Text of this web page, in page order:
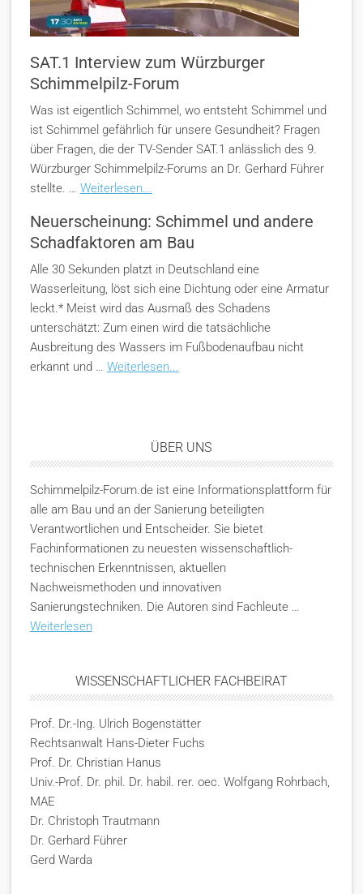
SAT.1 Interview zum Würzburger
Schimmelpilz-Forum
Was ist eigentlich Schimmel, wo entsteht Schimmel und
ist Schimmel gefährlich für unsere Gesundheit? Fragen
über Fragen, die der TV-Sender SAT.1 anlässlich des 9.
Würzburger Schimmelpilz-Forums an Dr. Gerhard Führer
stellte. … Weiterlesen...
Neuerscheinung: Schimmel und andere
Schadfaktoren am Bau
Alle 30 Sekunden platzt in Deutschland eine
Wasserleitung, löst sich eine Dichtung oder eine Armatur
leckt.* Meist wird das Ausmaß des Schadens
unterschätzt: Zum einen wird die tatsächliche
Ausbreitung des Wassers im Fußbodenaufbau nicht
erkannt und … Weiterlesen...
ÜBER UNS
Schimmelpilz-Forum.de ist eine Informationsplattform für
alle am Bau und an der Sanierung beteiligten
Verantwortlichen und Entscheider. Sie bietet
Fachinformationen zu neuesten wissenschaftlich-
technischen Erkenntnissen, aktuellen
Nachweismethoden und innovativen
Sanierungstechniken. Die Autoren sind Fachleute …
Weiterlesen
WISSENSCHAFTLICHER FACHBEIRAT
Prof. Dr.-Ing. Ulrich Bogenstätter
Rechtsanwalt Hans-Dieter Fuchs
Prof. Dr. Christian Hanus
Univ.-Prof. Dr. phil. Dr. habil. rer. oec. Wolfgang Rohrbach,
MAE
Dr. Christoph Trautmann
Dr. Gerhard Führer
Gerd Warda